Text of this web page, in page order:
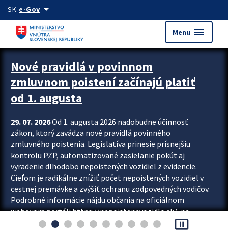
Preskocit na hlavný obsah
SK e-Govarrow_drop_down
Menu menu
Zastavit automatický posun upútavok
Nové pravidlá v povinnom
zmluvnom poistení začínajú platiť
od 1. augusta
29. 07. 2026Od 1. augusta 2026 nadobudne účinnosť
zákon, ktorý zavádza nové pravidlá povinného
zmluvného poistenia. Legislatíva prinesie prísnejšiu
kontrolu PZP, automatizované zasielanie pokút aj
vyradenie dlhodobo nepoistených vozidiel z evidencie.
Cieľom je radikálne znížiť počet nepoistených vozidiel v
cestnej premávke a zvýšiť ochranu zodpovedných vodičov.
Podrobné informácie nájdu občania na oficiálnom
webovom portáli https://nepoistenevozidlo.sk/, na
ktorom od augusta pribudne aj možnosť overiť si...
pause_presentation